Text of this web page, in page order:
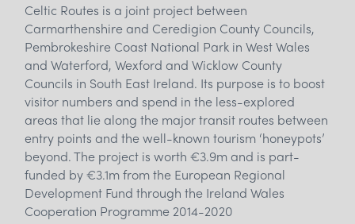
Celtic Routes is a joint project between
Carmarthenshire and Ceredigion County Councils,
Pembrokeshire Coast National Park in West Wales
and Waterford, Wexford and Wicklow County
Councils in South East Ireland. Its purpose is to boost
visitor numbers and spend in the less-explored
areas that lie along the major transit routes between
entry points and the well-known tourism ‘honeypots’
beyond. The project is worth €3.9m and is part-
funded by €3.1m from the European Regional
Development Fund through the Ireland Wales
Cooperation Programme 2014-2020